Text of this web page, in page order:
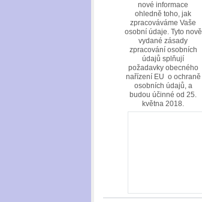
nové informace
ohledně toho, jak
zpracováváme Vaše
osobní údaje. Tyto nově
vydané zásady
zpracování osobních
údajů splňují
požadavky obecného
nařízení EU o ochraně
osobních údajů, a
budou účinné od 25.
května 2018.